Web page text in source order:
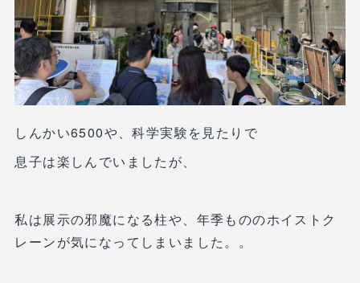
しんかい6500や、科学実験を見たりで
息子は楽しんでいましたが、
私は展示の邪魔になる柱や、年季もののホイストク
レーンが気になってしまいました。。